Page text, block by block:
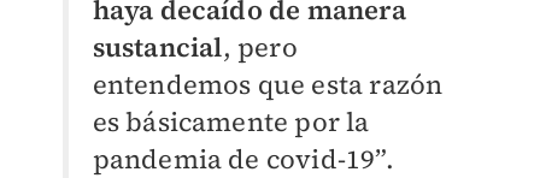
haya decaído de manera
sustancial, pero
entendemos que esta razón
es básicamente por la
pandemia de covid-19”.